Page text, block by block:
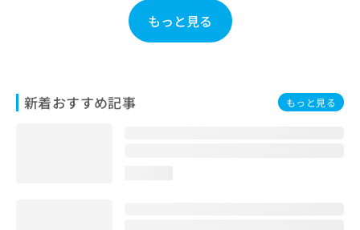
もっと見る
新着おすすめ記事 もっと見る
は